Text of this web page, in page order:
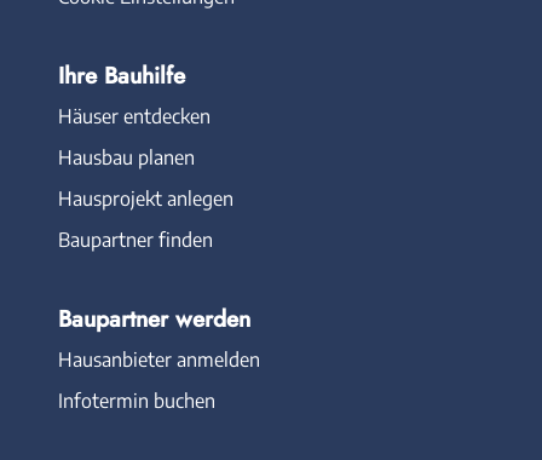
Ihre Bauhilfe
Häuser entdecken
Hausbau planen
Hausprojekt anlegen
Baupartner finden
Baupartner werden
Hausanbieter anmelden
Infotermin buchen